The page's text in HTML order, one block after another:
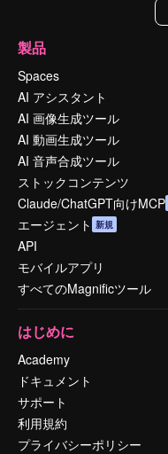
製品
Spaces
AI アシスタント
AI 画像生成ツール
AI 動画生成ツール
AI 音声合成ツール
ストックコンテンツ
Claude/ChatGPT向けMCP
エージェント 新規
API
モバイルアプリ
すべてのMagnificツール
はじめに
Academy
ドキュメント
サポート
利用規約
プライバシーポリシー